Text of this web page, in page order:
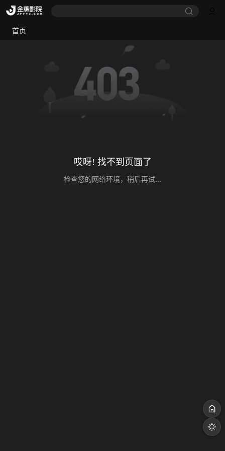
首页
哎呀! 找不到页面了
检查您的网络环境，稍后再试...